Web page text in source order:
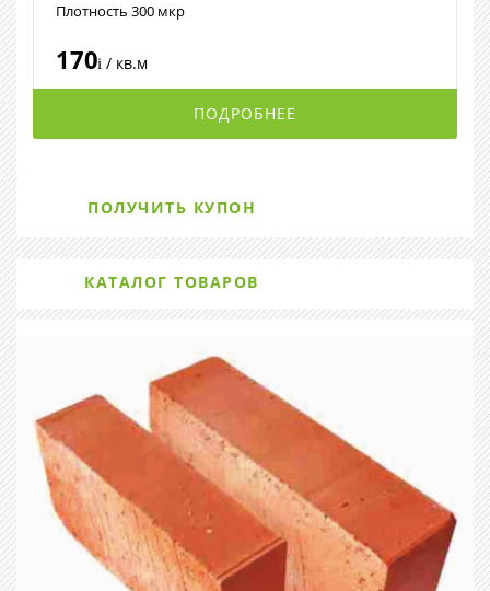
Плотность 300 мкр
170i / кв.м
ПОДРОБНЕЕ
ПОЛУЧИТЬ КУПОН
КАТАЛОГ ТОВАРОВ